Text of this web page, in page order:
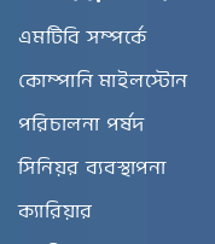
এমটিবি সম্পর্কে
কোম্পানি মাইলস্টোন
পরিচালনা পর্ষদ
সিনিয়র ব্যবস্থাপনা
ক্যারিয়ার